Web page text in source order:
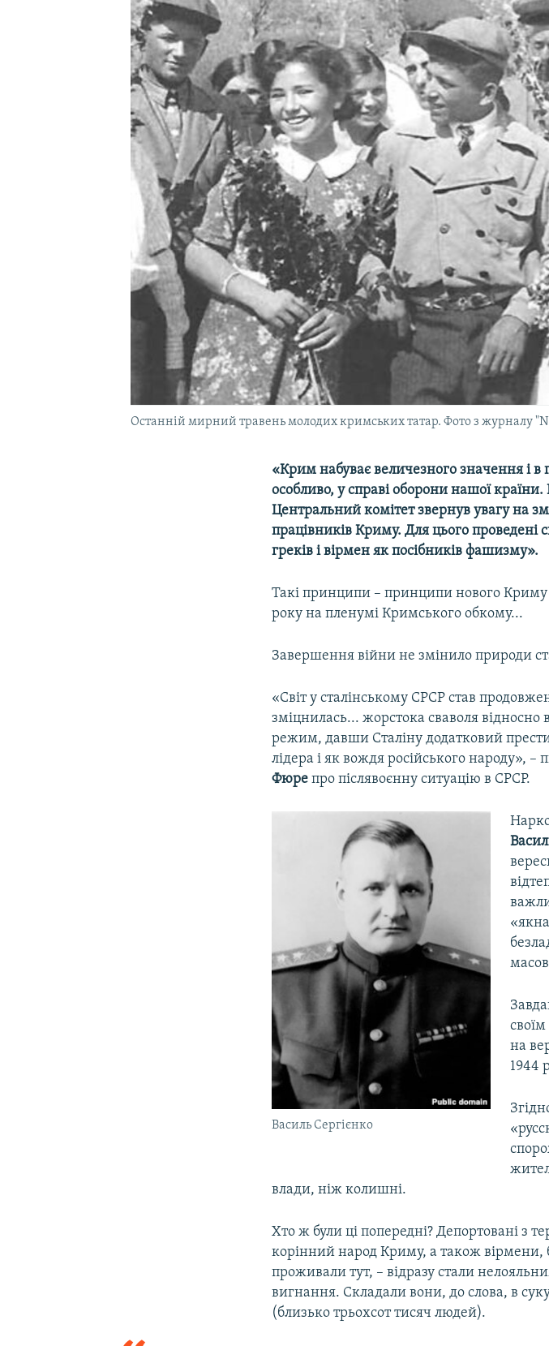
УКРАЇНСЬКА ПРОБЛЕМА КРИМУ
Останній мирний травень молодих кримських татар. Фото з журналу
«Крим набуває величезного значення і в
особливо, у справі оборони нашої
Центральний комітет звернув увагу на
працівників Криму. Для цього проведені
греків і вірмен як посібників фашизму».
Такі принципи – принципи нового Криму
року на пленумі Кримського обкому...
Завершення війни не змінило природи
«Світ у сталінському СРСР став
зміцнилась... жорстока сваволя
режим, давши Сталіну додатковий
лідера і як вождя російського народу»,
Фюре про післявоєнну ситуацію в СРСР.
Василь Сергієнко
на
1944
влади, ніж колишні.
Хто ж були ці попередні? Депортовані з
корінний народ Криму, а також вірмени,
проживали тут, – відразу стали
вигнання. Складали вони, до слова, в
(близько трьохсот тисяч людей).